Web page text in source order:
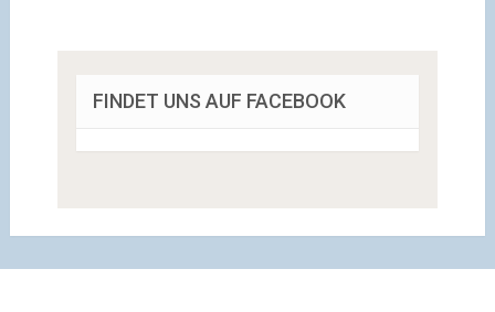
FINDET UNS AUF FACEBOOK